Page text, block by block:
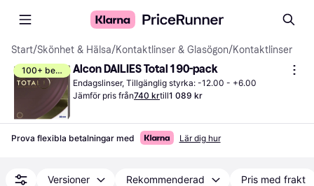
Start/Skönhet & Hälsa/Kontaktlinser & Glasögon/Kontaktlinser
100+ bevakar Alcon DAILIES Total 1 90-pack
Endagslinser, Tillgänglig styrka: -12.00 - +6.00
Jämför pris från740 krtill1 089 kr
Prova flexibla betalningar med Lär dig hur
Versioner Rekommenderad Pris med frakt